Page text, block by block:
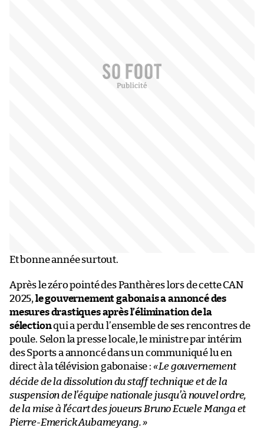
Et bonne année surtout.
Après le zéro pointé des Panthères lors de cette CAN
2025, le gouvernement gabonais a annoncé des
mesures drastiques après l’élimination de la
sélectionqui a perdu l’ensemble de ses rencontres de
poule. Selon la presse locale, le ministre par intérim
des Sports a annoncé dans un communiqué lu en
direct à la télévision gabonaise : «Le gouvernement
décide de la dissolution du staff technique et de la
suspension de l’équipe nationale jusqu’à nouvel ordre,
de la mise à l’écart des joueurs Bruno Ecuele Manga et
Pierre-Emerick Aubameyang. »